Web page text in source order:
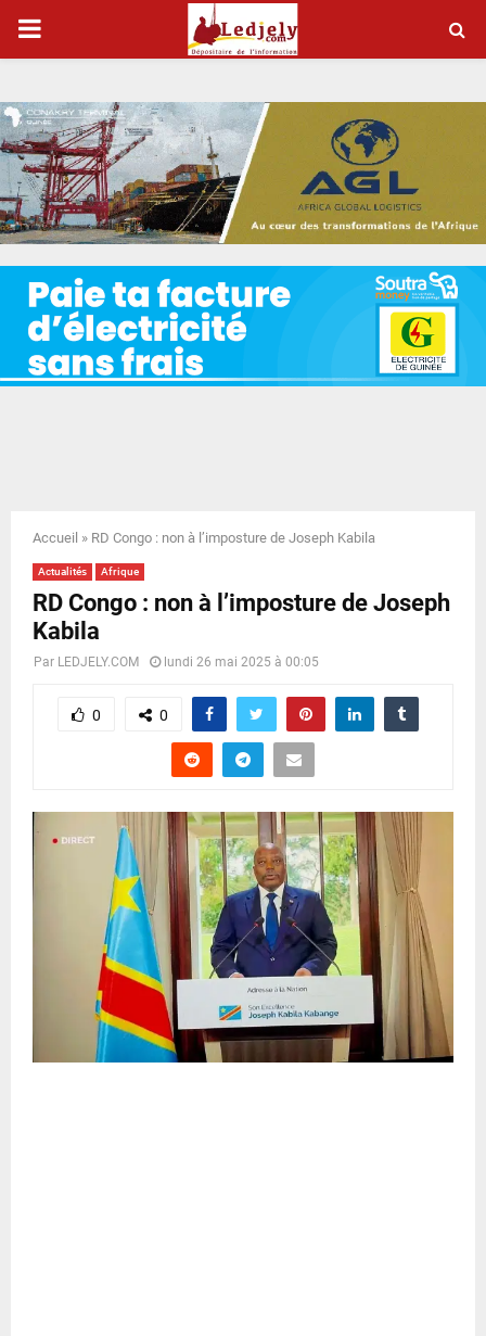
P
I
M
A
R
Y
N
U
Accueil » RD Congo : non à l’imposture de Joseph Kabila
Actualités Afrique
RD Congo : non à l’imposture de Joseph
Kabila
Par LEDJELY.COM lundi 26 mai 2025 à 00:05
0 0